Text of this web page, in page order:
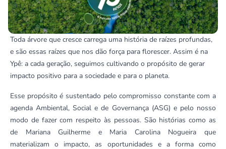
Toda árvore que cresce carrega uma história de raízes profundas,
e são essas raízes que nos dão força para florescer. Assim é na
Ypê: a cada geração, seguimos cultivando o propósito de gerar
impacto positivo para a sociedade e para o planeta.
Esse propósito é sustentado pelo compromisso constante com a
agenda Ambiental, Social e de Governança (ASG) e pelo nosso
modo de fazer com respeito às pessoas. São histórias como as
de Mariana Guilherme e Maria Carolina Nogueira que
materializam o impacto, as oportunidades e a forma como